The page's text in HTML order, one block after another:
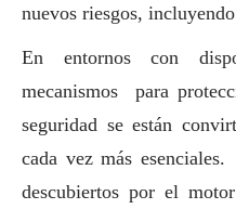
nuevos riesgos,
En entornos con
mecanismos para
seguridad se están
cada vez más
descubiertos por el